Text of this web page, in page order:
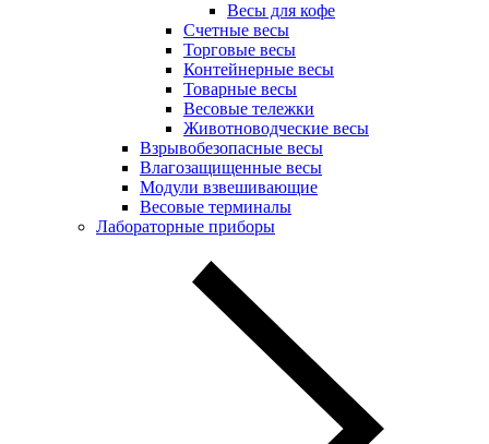
Весы для кофе
Счетные весы
Торговые весы
Контейнерные весы
Товарные весы
Весовые тележки
Животноводческие весы
Взрывобезопасные весы
Влагозащищенные весы
Модули взвешивающие
Весовые терминалы
Лабораторные приборы